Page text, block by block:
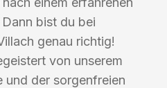
bist du bei
genau richtig!
von unserem
und der sorgenfreien